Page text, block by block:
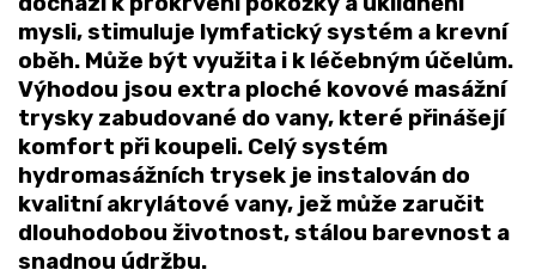
mysli, stimuluje lymfatický systém a krevní
oběh. Může být využita i k léčebným účelům.
Výhodou jsou extra ploché kovové masážní
trysky zabudované do vany, které přinášejí
komfort při koupeli. Celý systém
hydromasážních trysek je instalován do
kvalitní akrylátové vany, jež může zaručit
dlouhodobou životnost, stálou barevnost a
snadnou údržbu.